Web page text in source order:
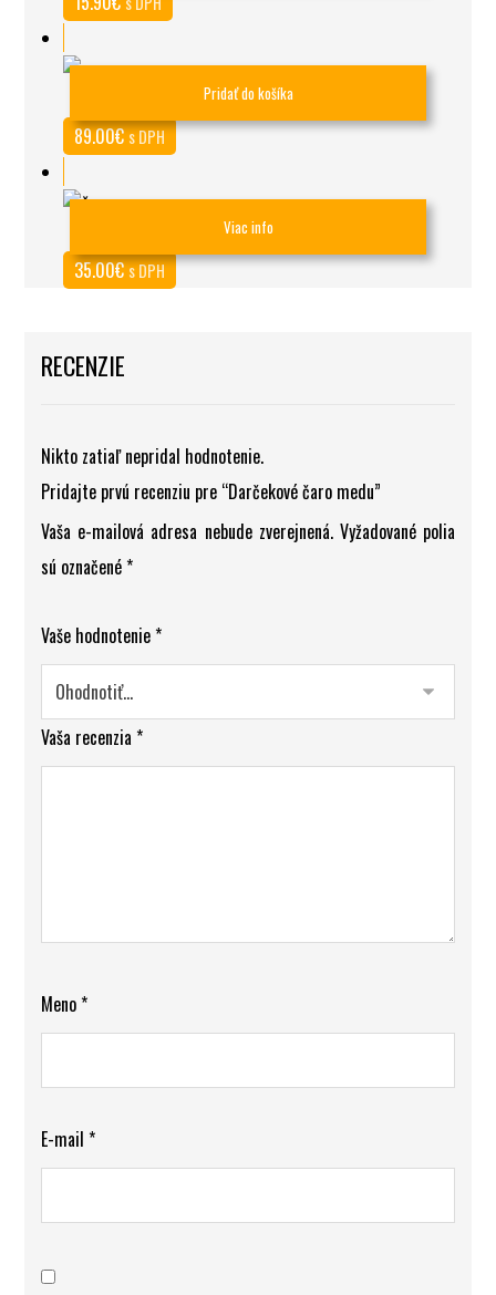
Exkluzívny balík Spirit
89.00€ s DPH
Pridať do košíka
Čierna krabica č. 5 pre športovcov
35.00€ s DPH
Viac info
RECENZIE
Nikto zatiaľ nepridal hodnotenie.
Pridajte prvú recenziu pre “Darčekové čaro medu”
Vaša e-mailová adresa nebude zverejnená. Vyžadované polia
sú označené*
Vaše hodnotenie*
Vaša recenzia*
Meno*
E-mail*